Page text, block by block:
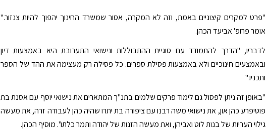
"פרט למקרים קיצוניים באמת, וזה לא המקרה, אסור שמשרד החינוך יהפוך להיות צנזור."
אומר פרופ' אביעד הכהן.
לדבריו, "הדרך להתמודד עם סוגיית ההתבוללות ונישואי התערובת היא באמצעות דיון
ובאמצעים חינוכיים ולא באמצעות פסילת ספרים. כל פסילה רק מעצימה את ההד של הספר
ותכניו."
"באופן זה ניתן לפסול גם לימוד פרקים שלמים בתנ"ך המתארים את נישואי יוסף עם אסנת בת
פוטיפרע כהן און, את נישואי משה רבנו עם ציפורה בת יתרו שהיה כהן לעבודה זרה, את מעשה
גילוי העריות של בנות לוט ואביהן, ואת מעשה הזנות של יהודה ותמר כלתו". מוסיף הכהן.